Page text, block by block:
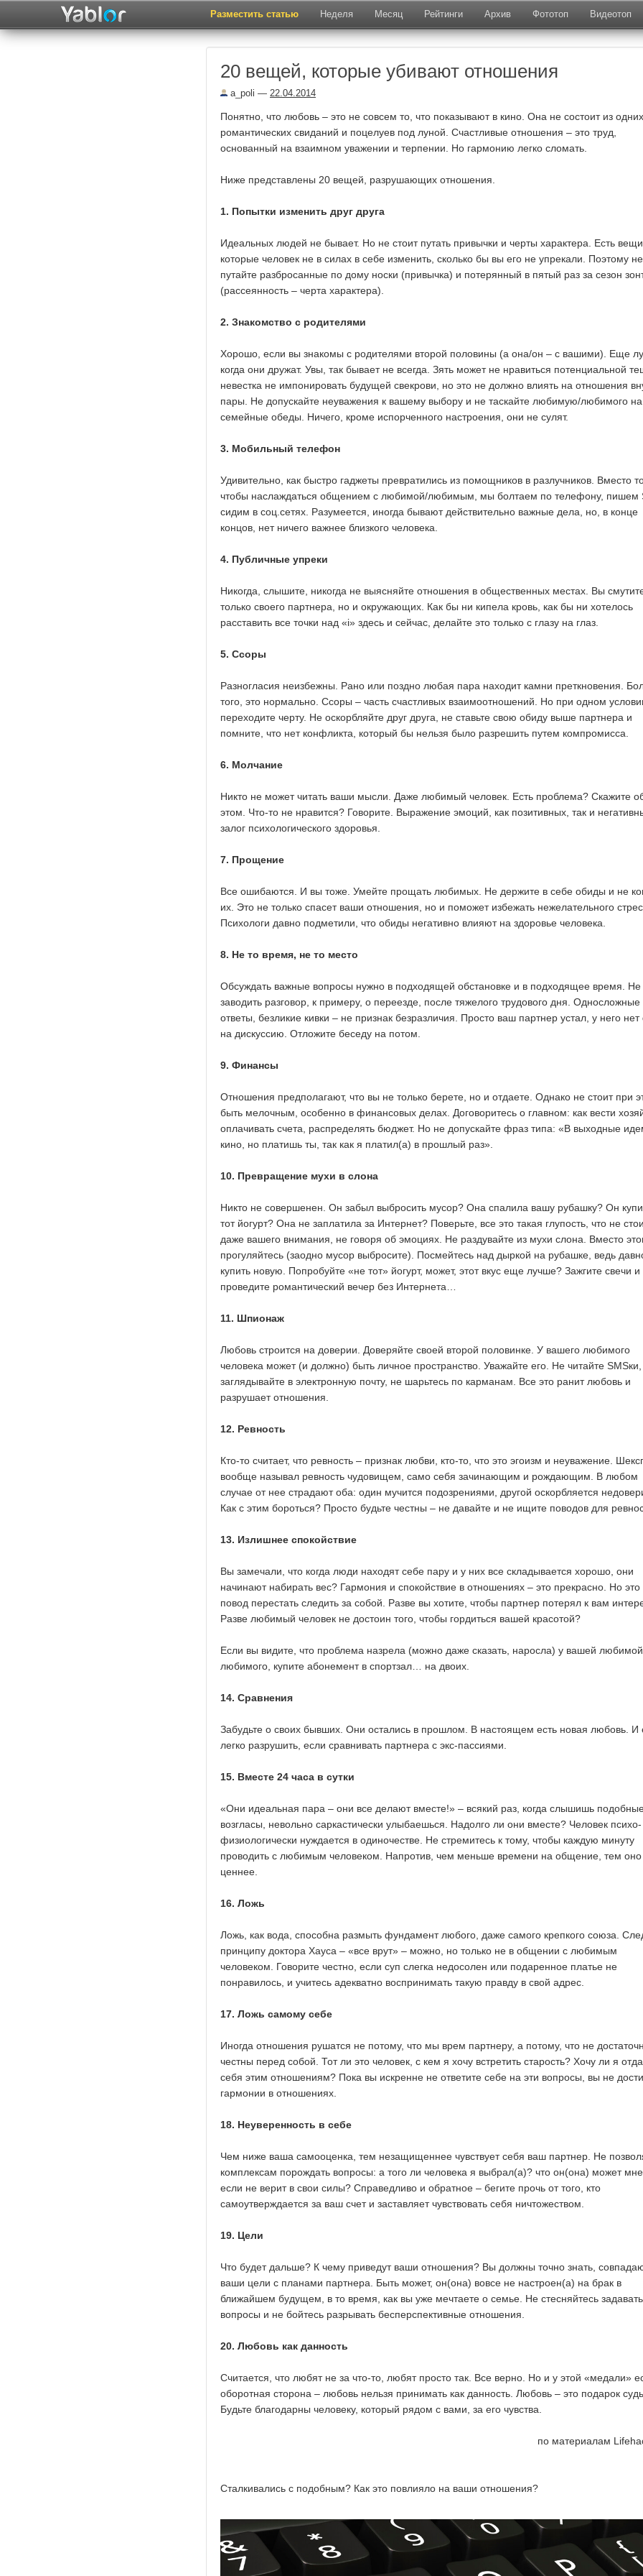
Разместить статью Неделя Месяц Рейтинги Архив Фототоп Видеотоп
20 вещей, которые убивают отношения
a_poli — 22.04.2014
Понятно, что любовь – это не совсем то, что показывают в кино. Она не состоит из одних
романтических свиданий и поцелуев под луной. Счастливые отношения – это труд,
основанный на взаимном уважении и терпении. Но гармонию легко сломать.
Ниже представлены 20 вещей, разрушающих отношения.
1. Попытки изменить друг друга
Идеальных людей не бывает. Но не стоит путать привычки и черты характера. Есть вещи,
которые человек не в силах в себе изменить, сколько бы вы его не упрекали. Поэтому не
путайте разбросанные по дому носки (привычка) и потерянный в пятый раз за сезон
(рассеянность – черта характера).
2. Знакомство с родителями
Хорошо, если вы знакомы с родителями второй половины (а она/он – с вашими). Еще
когда они дружат. Увы, так бывает не всегда. Зять может не нравиться потенциальной
невестка не импонировать будущей свекрови, но это не должно влиять на отношения
пары. Не допускайте неуважения к вашему выбору и не таскайте любимую/любимого на
семейные обеды. Ничего, кроме испорченного настроения, они не сулят.
3. Мобильный телефон
Удивительно, как быстро гаджеты превратились из помощников в разлучников. Вместо
чтобы наслаждаться общением с любимой/любимым, мы болтаем по телефону, пишем
сидим в соц.сетях. Разумеется, иногда бывают действительно важные дела, но, в конце
концов, нет ничего важнее близкого человека.
4. Публичные упреки
Никогда, слышите, никогда не выясняйте отношения в общественных местах. Вы
только своего партнера, но и окружающих. Как бы ни кипела кровь, как бы ни хотелось
расставить все точки над «i» здесь и сейчас, делайте это только с глазу на глаз.
5. Ссоры
Разногласия неизбежны. Рано или поздно любая пара находит камни преткновения.
того, это нормально. Ссоры – часть счастливых взаимоотношений. Но при одном
переходите черту. Не оскорбляйте друг друга, не ставьте свою обиду выше партнера и
помните, что нет конфликта, который бы нельзя было разрешить путем компромисса.
6. Молчание
Никто не может читать ваши мысли. Даже любимый человек. Есть проблема? Скажите
этом. Что-то не нравится? Говорите. Выражение эмоций, как позитивных, так и
залог психологического здоровья.
7. Прощение
Все ошибаются. И вы тоже. Умейте прощать любимых. Не держите в себе обиды и не
их. Это не только спасет ваши отношения, но и поможет избежать нежелательного
Психологи давно подметили, что обиды негативно влияют на здоровье человека.
8. Не то время, не то место
Обсуждать важные вопросы нужно в подходящей обстановке и в подходящее время. Не
заводить разговор, к примеру, о переезде, после тяжелого трудового дня. Односложные
ответы, безликие кивки – не признак безразличия. Просто ваш партнер устал, у него нет
на дискуссию. Отложите беседу на потом.
9. Финансы
Отношения предполагают, что вы не только берете, но и отдаете. Однако не стоит при
быть мелочным, особенно в финансовых делах. Договоритесь о главном: как вести
оплачивать счета, распределять бюджет. Но не допускайте фраз типа: «В выходные
кино, но платишь ты, так как я платил(а) в прошлый раз».
10. Превращение мухи в слона
Никто не совершенен. Он забыл выбросить мусор? Она спалила вашу рубашку? Он
тот йогурт? Она не заплатила за Интернет? Поверьте, все это такая глупость, что не
даже вашего внимания, не говоря об эмоциях. Не раздувайте из мухи слона. Вместо
прогуляйтесь (заодно мусор выбросите). Посмейтесь над дыркой на рубашке, ведь
купить новую. Попробуйте «не тот» йогурт, может, этот вкус еще лучше? Зажгите свечи и
проведите романтический вечер без Интернета…
11. Шпионаж
Любовь строится на доверии. Доверяйте своей второй половинке. У вашего любимого
человека может (и должно) быть личное пространство. Уважайте его. Не читайте
заглядывайте в электронную почту, не шарьтесь по карманам. Все это ранит любовь и
разрушает отношения.
12. Ревность
Кто-то считает, что ревность – признак любви, кто-то, что это эгоизм и неуважение.
вообще называл ревность чудовищем, само себя зачинающим и рождающим. В любом
случае от нее страдают оба: один мучится подозрениями, другой оскорбляется
Как с этим бороться? Просто будьте честны – не давайте и не ищите поводов для
13. Излишнее спокойствие
Вы замечали, что когда люди находят себе пару и у них все складывается хорошо, они
начинают набирать вес? Гармония и спокойствие в отношениях – это прекрасно. Но это
повод перестать следить за собой. Разве вы хотите, чтобы партнер потерял к вам
Разве любимый человек не достоин того, чтобы гордиться вашей красотой?
Если вы видите, что проблема назрела (можно даже сказать, наросла) у вашей
любимого, купите абонемент в спортзал… на двоих.
14. Сравнения
Забудьте о своих бывших. Они остались в прошлом. В настоящем есть новая любовь. И
легко разрушить, если сравнивать партнера с экс-пассиями.
15. Вместе 24 часа в сутки
«Они идеальная пара – они все делают вместе!» – всякий раз, когда слышишь
возгласы, невольно саркастически улыбаешься. Надолго ли они вместе? Человек психо-
физиологически нуждается в одиночестве. Не стремитесь к тому, чтобы каждую минуту
проводить с любимым человеком. Напротив, чем меньше времени на общение, тем оно
ценнее.
16. Ложь
Ложь, как вода, способна размыть фундамент любого, даже самого крепкого союза.
принципу доктора Хауса – «все врут» – можно, но только не в общении с любимым
человеком. Говорите честно, если суп слегка недосолен или подаренное платье не
понравилось, и учитесь адекватно воспринимать такую правду в свой адрес.
17. Ложь самому себе
Иногда отношения рушатся не потому, что мы врем партнеру, а потому, что не
честны перед собой. Тот ли это человек, с кем я хочу встретить старость? Хочу ли я
себя этим отношениям? Пока вы искренне не ответите себе на эти вопросы, вы не
гармонии в отношениях.
18. Неуверенность в себе
Чем ниже ваша самооценка, тем незащищеннее чувствует себя ваш партнер. Не
комплексам порождать вопросы: а того ли человека я выбрал(а)? что он(она) может мне
если не верит в свои силы? Справедливо и обратное – бегите прочь от того, кто
самоутверждается за ваш счет и заставляет чувствовать себя ничтожеством.
19. Цели
Что будет дальше? К чему приведут ваши отношения? Вы должны точно знать,
ваши цели с планами партнера. Быть может, он(она) вовсе не настроен(а) на брак в
ближайшем будущем, в то время, как вы уже мечтаете о семье. Не стесняйтесь задавать
вопросы и не бойтесь разрывать бесперспективные отношения.
20. Любовь как данность
Считается, что любят не за что-то, любят просто так. Все верно. Но и у этой «медали»
оборотная сторона – любовь нельзя принимать как данность. Любовь – это подарок
Будьте благодарны человеку, который рядом с вами, за его чувства.
по материалам
Сталкивались с подобным? Как это повлияло на ваши отношения?